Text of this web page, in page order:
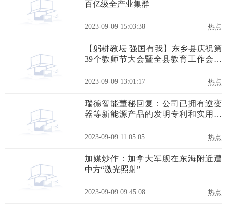
百亿级全产业集群
2023-09-09 15:03:38 热点
【躬耕教坛 强国有我】东乡县庆祝第
39个教师节大会暨全县教育工作会议
（三）
2023-09-09 13:01:17 热点
瑞德智能董秘回复：公司已拥有逆变
器等新能源产品的发明专利和实用新
2023-09-09 11:05:05 热点
加媒炒作：加拿大军舰在东海附近遭
中方“激光照射”
2023-09-09 09:45:08 热点